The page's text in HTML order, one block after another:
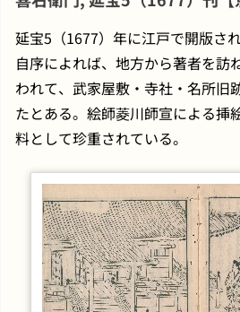
延宝5（1677）年に江戸で開版さ
自序によれば、地方から著者を訪
われて、武家屋敷・寺社・名所旧
たとある。絵師菱川師宣による挿
料として珍重されている。